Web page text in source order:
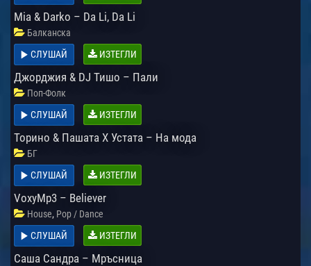
Mia & Darko – Da Li, Da Li
Балканска
СЛУШАЙ
ИЗТЕГЛИ
Джорджия & DJ Тишо – Пали
Поп-Фолк
СЛУШАЙ
ИЗТЕГЛИ
Торино & Пашата X Устата – На мода
БГ
СЛУШАЙ
ИЗТЕГЛИ
VoxyMp3 – Believer
House, Pop / Dance
СЛУШАЙ
ИЗТЕГЛИ
Саша Сандра – Мръсница